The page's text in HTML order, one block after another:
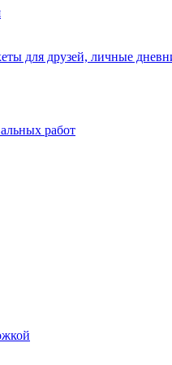
для друзей, личные
работ